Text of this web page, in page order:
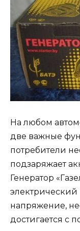
На любом
две важные
потребители
подзаряжает
Генератор
электрический
напряжение,
достигается с